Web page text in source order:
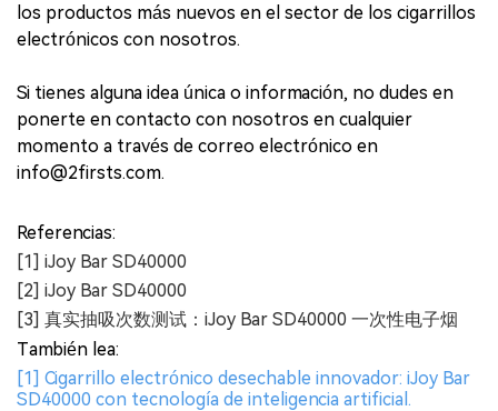
los productos más nuevos en el sector de los cigarrillos
electrónicos con nosotros.
Si tienes alguna idea única o información, no dudes en
ponerte en contacto con nosotros en cualquier
momento a través de correo electrónico en
info@2firsts.com.
Referencias:
[1] iJoy Bar SD40000
[2] iJoy Bar SD40000
[3] 真实抽吸次数测试：iJoy Bar SD40000 一次性电子烟
También lea:
[1] Cigarrillo electrónico desechable innovador: iJoy Bar
SD40000 con tecnología de inteligencia artificial.